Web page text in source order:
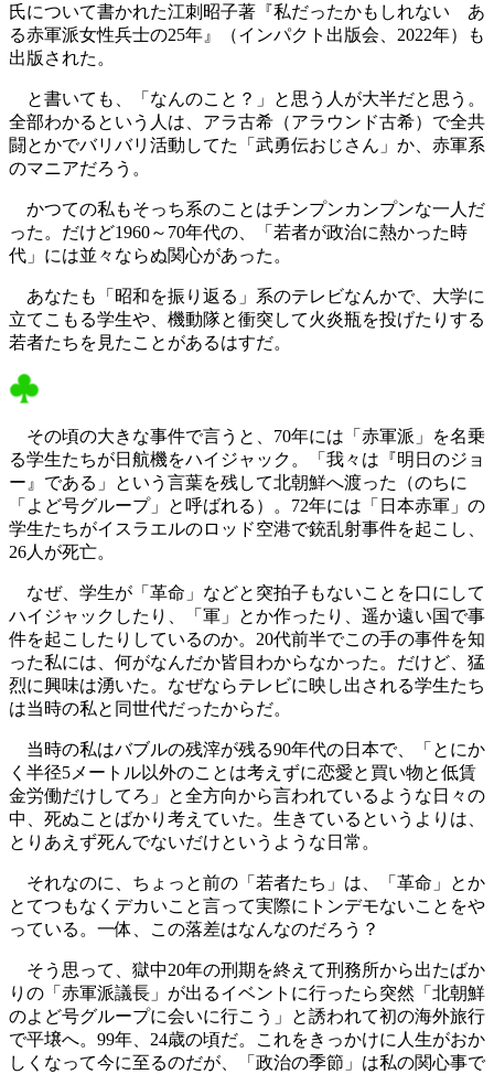
氏について書かれた江刺昭子著『私だったかもしれない あ
る赤軍派女性兵士の25年』（インパクト出版会、2022年）も
出版された。
と書いても、「なんのこと？」と思う人が大半だと思う。
全部わかるという人は、アラ古希（アラウンド古希）で全共
闘とかでバリバリ活動してた「武勇伝おじさん」か、赤軍系
のマニアだろう。
かつての私もそっち系のことはチンプンカンプンな一人だ
った。だけど1960～70年代の、「若者が政治に熱かった時
代」には並々ならぬ関心があった。
あなたも「昭和を振り返る」系のテレビなんかで、大学に
立てこもる学生や、機動隊と衝突して火炎瓶を投げたりする
若者たちを見たことがあるはすだ。
その頃の大きな事件で言うと、70年には「赤軍派」を名乗
る学生たちが日航機をハイジャック。「我々は『明日のジョ
ー』である」という言葉を残して北朝鮮へ渡った（のちに
「よど号グループ」と呼ばれる）。72年には「日本赤軍」の
学生たちがイスラエルのロッド空港で銃乱射事件を起こし、
26人が死亡。
なぜ、学生が「革命」などと突拍子もないことを口にして
ハイジャックしたり、「軍」とか作ったり、遥か遠い国で事
件を起こしたりしているのか。20代前半でこの手の事件を知
った私には、何がなんだか皆目わからなかった。だけど、猛
烈に興味は湧いた。なぜならテレビに映し出される学生たち
は当時の私と同世代だったからだ。
当時の私はバブルの残滓が残る90年代の日本で、「とにか
く半径5メートル以外のことは考えずに恋愛と買い物と低賃
金労働だけしてろ」と全方向から言われているような日々の
中、死ぬことばかり考えていた。生きているというよりは、
とりあえず死んでないだけというような日常。
それなのに、ちょっと前の「若者たち」は、「革命」とか
とてつもなくデカいこと言って実際にトンデモないことをや
っている。一体、この落差はなんなのだろう？
そう思って、獄中20年の刑期を終えて刑務所から出たばか
りの「赤軍派議長」が出るイベントに行ったら突然「北朝鮮
のよど号グループに会いに行こう」と誘われて初の海外旅行
で平壌へ。99年、24歳の頃だ。これをきっかけに人生がおか
しくなって今に至るのだが、「政治の季節」は私の関心事で